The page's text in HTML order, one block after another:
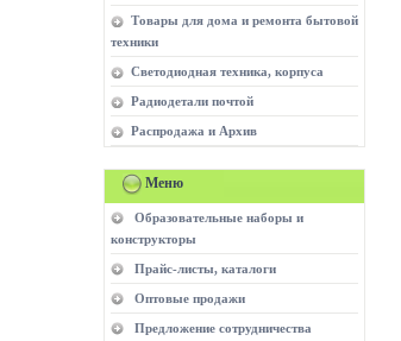
Товары для дома и ремонта бытовой
техники
Светодиодная техника, корпуса
Радиодетали почтой
Распродажа и Архив
Меню
Образовательные наборы и
конструкторы
Прайс-листы, каталоги
Оптовые продажи
Предложение сотрудничества